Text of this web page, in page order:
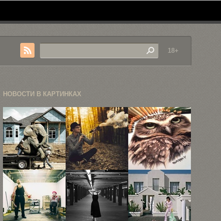
18+
НОВОСТИ В КАРТИНКАХ
Концептуальные
фотографии
Эндрю
Мартина
Концептуальная
фотография
Логана
Зиллмера
Фотореалистичные
иллюстрации
Карлы
Миалинн